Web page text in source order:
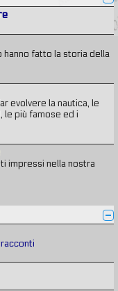
hanno fatto la storia della
evolvere la nautica, le
le più famose ed i
impressi nella nostra